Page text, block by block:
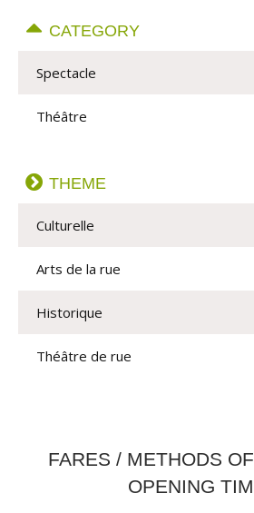
CATEGORY
Spectacle
Théâtre
THEME
Culturelle
Arts de la rue
Historique
Théâtre de rue
FARES / METHODS
OPENING